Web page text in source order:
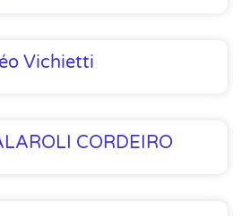
Vichietti
CORDEIRO